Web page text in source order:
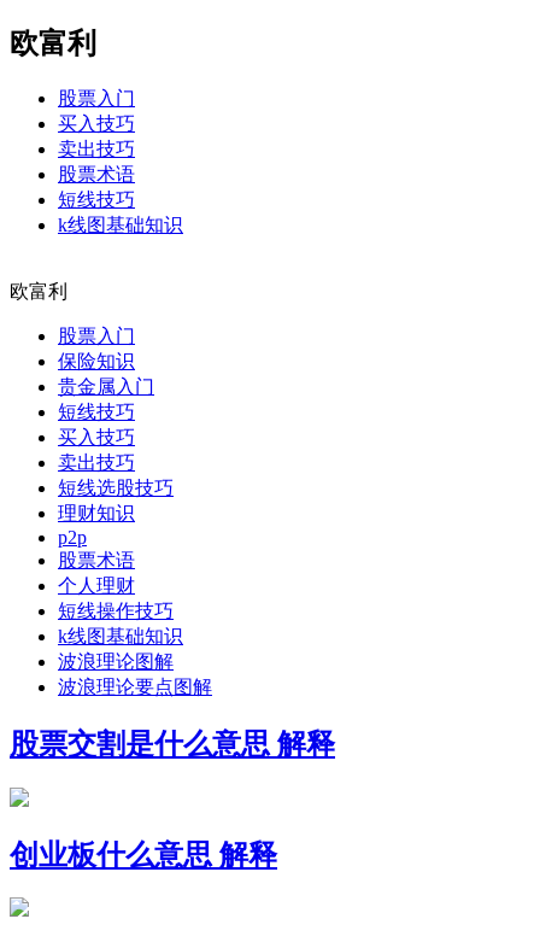
欧富利
股票入门
买入技巧
卖出技巧
股票术语
短线技巧
k线图基础知识
欧富利
股票入门
保险知识
贵金属入门
短线技巧
买入技巧
卖出技巧
短线选股技巧
理财知识
p2p
股票术语
个人理财
短线操作技巧
k线图基础知识
波浪理论图解
波浪理论要点图解
股票交割是什么意思 解释
创业板什么意思 解释